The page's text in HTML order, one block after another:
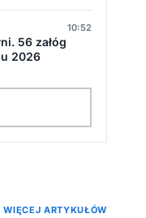
10:52
56 załóg
2026
WIĘCEJ ARTYKUŁÓW